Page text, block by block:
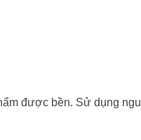
được bền. Sử dụng